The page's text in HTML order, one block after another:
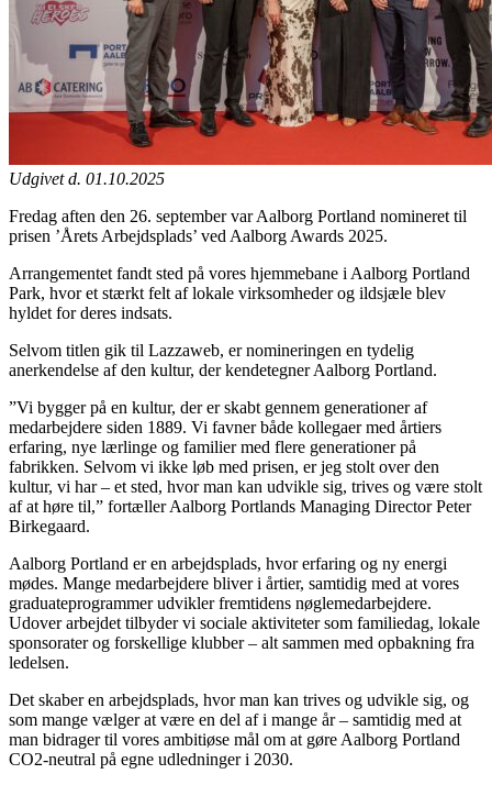
Udgivet d. 01.10.2025
Fredag aften den 26. september var Aalborg Portland nomineret til
prisen ’Årets Arbejdsplads’ ved Aalborg Awards 2025.
Arrangementet fandt sted på vores hjemmebane i Aalborg Portland
Park, hvor et stærkt felt af lokale virksomheder og ildsjæle blev
hyldet for deres indsats.
Selvom titlen gik til Lazzaweb, er nomineringen en tydelig
anerkendelse af den kultur, der kendetegner Aalborg Portland.
”Vi bygger på en kultur, der er skabt gennem generationer af
medarbejdere siden 1889. Vi favner både kollegaer med årtiers
erfaring, nye lærlinge og familier med flere generationer på
fabrikken. Selvom vi ikke løb med prisen, er jeg stolt over den
kultur, vi har – et sted, hvor man kan udvikle sig, trives og være stolt
af at høre til,” fortæller Aalborg Portlands Managing Director Peter
Birkegaard.
Aalborg Portland er en arbejdsplads, hvor erfaring og ny energi
mødes. Mange medarbejdere bliver i årtier, samtidig med at vores
graduateprogrammer udvikler fremtidens nøglemedarbejdere.
Udover arbejdet tilbyder vi sociale aktiviteter som familiedag, lokale
sponsorater og forskellige klubber – alt sammen med opbakning fra
ledelsen.
Det skaber en arbejdsplads, hvor man kan trives og udvikle sig, og
som mange vælger at være en del af i mange år – samtidig med at
man bidrager til vores ambitiøse mål om at gøre Aalborg Portland
CO2-neutral på egne udledninger i 2030.